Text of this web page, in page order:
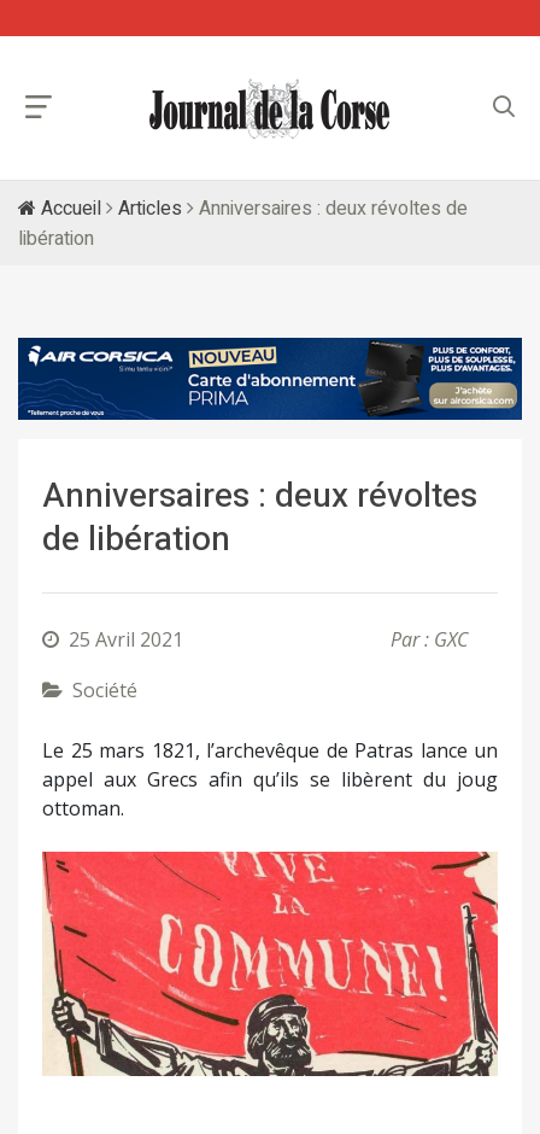
Accueil Articles
Anniversaires : deux révoltes de
libération
Anniversaires : deux révoltes
de libération
25 Avril 2021
Par : GXC
Société
Le 25 mars 1821, l’archevêque de Patras lance un
appel aux Grecs afin qu’ils se libèrent du joug
ottoman.